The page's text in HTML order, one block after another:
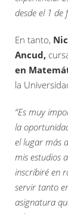
desde el 1 de
En tanto,
Ancud,
en
la
“Es muy
la
el lugar más
mis estudios
inscribiré en
servir tanto
asignatura